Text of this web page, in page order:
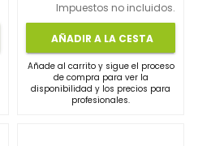
Impuestos no incluidos.
AÑADIR A LA CESTA
Añade al carrito y sigue el proceso
de compra para ver la
disponibilidad y los precios para
profesionales.